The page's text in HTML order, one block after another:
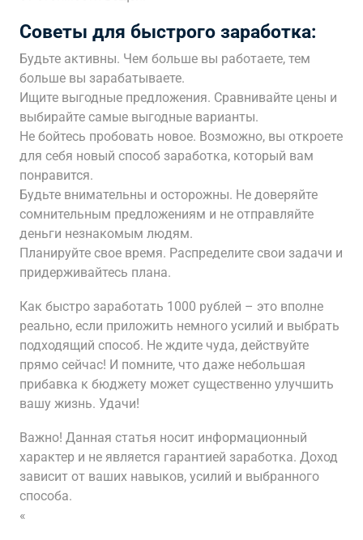
Советы для быстрого заработка:
Будьте активны. Чем больше вы работаете, тем
больше вы зарабатываете.
Ищите выгодные предложения. Сравнивайте цены и
выбирайте самые выгодные варианты.
Не бойтесь пробовать новое. Возможно, вы откроете
для себя новый способ заработка, который вам
понравится.
Будьте внимательны и осторожны. Не доверяйте
сомнительным предложениям и не отправляйте
деньги незнакомым людям.
Планируйте свое время. Распределите свои задачи и
придерживайтесь плана.
Как быстро заработать 1000 рублей – это вполне
реально, если приложить немного усилий и выбрать
подходящий способ. Не ждите чуда, действуйте
прямо сейчас! И помните, что даже небольшая
прибавка к бюджету может существенно улучшить
вашу жизнь. Удачи!
Важно! Данная статья носит информационный
характер и не является гарантией заработка. Доход
зависит от ваших навыков, усилий и выбранного
способа.
«